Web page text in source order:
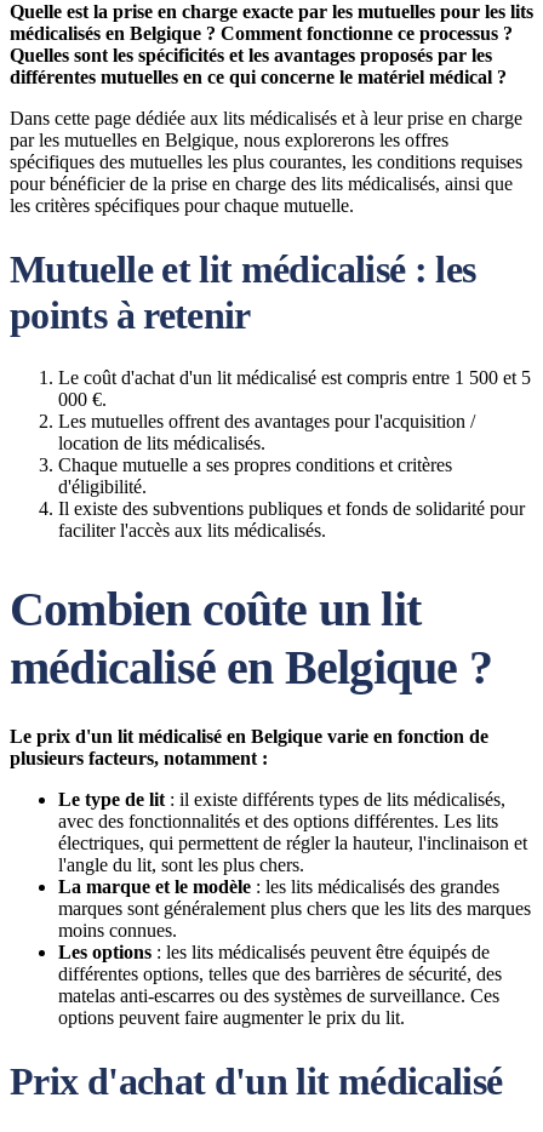
Quelle est la prise en charge exacte par les mutuelles pour les lits
médicalisés en Belgique ? Comment fonctionne ce processus ?
Quelles sont les spécificités et les avantages proposés par les
différentes mutuelles en ce qui concerne le matériel médical ?
Dans cette page dédiée aux lits médicalisés et à leur prise en charge
par les mutuelles en Belgique, nous explorerons les offres
spécifiques des mutuelles les plus courantes, les conditions requises
pour bénéficier de la prise en charge des lits médicalisés, ainsi que
les critères spécifiques pour chaque mutuelle.
Mutuelle et lit médicalisé : les
points à retenir
Le coût d'achat d'un lit médicalisé est compris entre 1 500 et 5
000 €.
Les mutuelles offrent des avantages pour l'acquisition /
location de lits médicalisés.
Chaque mutuelle a ses propres conditions et critères
d'éligibilité.
Il existe des subventions publiques et fonds de solidarité pour
faciliter l'accès aux lits médicalisés.
Combien coûte un lit
médicalisé en Belgique ?
Le prix d'un lit médicalisé en Belgique varie en fonction de
plusieurs facteurs, notamment :
Le type de lit : il existe différents types de lits médicalisés,
avec des fonctionnalités et des options différentes. Les lits
électriques, qui permettent de régler la hauteur, l'inclinaison et
l'angle du lit, sont les plus chers.
La marque et le modèle : les lits médicalisés des grandes
marques sont généralement plus chers que les lits des marques
moins connues.
Les options : les lits médicalisés peuvent être équipés de
différentes options, telles que des barrières de sécurité, des
matelas anti-escarres ou des systèmes de surveillance. Ces
options peuvent faire augmenter le prix du lit.
Prix d'achat d'un lit médicalisé